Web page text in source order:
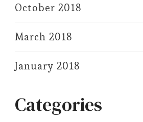
October 2018
March 2018
January 2018
Categories